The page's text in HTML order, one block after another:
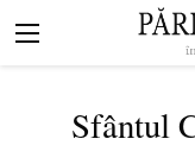
Mergi la conţinutul
Navigare
Sfântul